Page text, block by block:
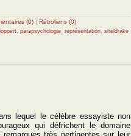
(0)| Rétroliens (0)
parapsychologie représentation sheldrake
lequel le célèbre essayiste non
qui défrichent le domaine